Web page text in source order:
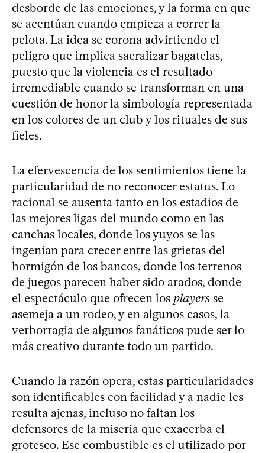
desborde de las emociones, y la forma en que
se acentúan cuando empieza a correr la
pelota. La idea se corona advirtiendo el
peligro que implica sacralizar bagatelas,
puesto que la violencia es el resultado
irremediable cuando se transforman en una
cuestión de honor la simbología representada
en los colores de un club y los rituales de sus
fieles.
La efervescencia de los sentimientos tiene la
particularidad de no reconocer estatus. Lo
racional se ausenta tanto en los estadios de
las mejores ligas del mundo como en las
canchas locales, donde los yuyos se las
ingenian para crecer entre las grietas del
hormigón de los bancos, donde los terrenos
de juegos parecen haber sido arados, donde
el espectáculo que ofrecen los players se
asemeja a un rodeo, y en algunos casos, la
verborragia de algunos fanáticos pude ser lo
más creativo durante todo un partido.
Cuando la razón opera, estas particularidades
son identificables con facilidad y a nadie les
resulta ajenas, incluso no faltan los
defensores de la miseria que exacerba el
grotesco. Ese combustible es el utilizado por